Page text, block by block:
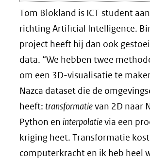
Tom Blokland is ICT student
richting Artificial Intelligence.
project heeft hij dan ook
data. “We hebben twee
om een 3D-visualisatie te
Nazca dataset die de
heeft: transformatievan 2D naar
Python en interpolatievia een
kriging heet. Transformatie
computerkracht en ik heb heel